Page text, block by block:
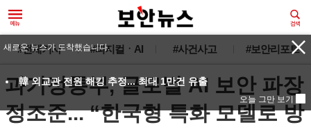
#전체기사 #피지컬ㆍAI #사건사고 #보안리포트
과기정통부, 글로벌 AI 보안 파장
정조준... “한국형 특화 모델로 방
새로운 뉴스가 도착했습니다.
韓 외교관 전원 해킹 추정... 최대 1만건 유출
오늘 그만 보기